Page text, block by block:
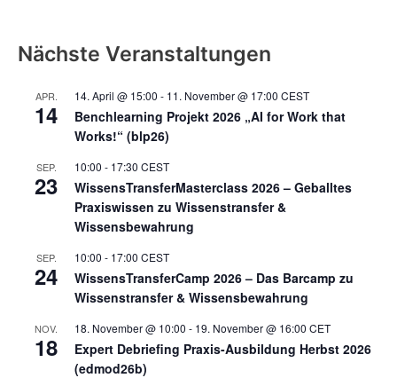
Nächste Veranstaltungen
APR.
14
14. April @ 15:00 - 11. November @ 17:00 CEST
Benchlearning Projekt 2026 „AI for Work that
Works!“ (blp26)
SEP.
23
10:00 - 17:30 CEST
WissensTransferMasterclass 2026 – Geballtes
Praxiswissen zu Wissenstransfer &
Wissensbewahrung
SEP.
24
10:00 - 17:00 CEST
WissensTransferCamp 2026 – Das Barcamp zu
Wissenstransfer & Wissensbewahrung
NOV.
18
18. November @ 10:00 - 19. November @ 16:00 CET
Expert Debriefing Praxis-Ausbildung Herbst 2026
(edmod26b)